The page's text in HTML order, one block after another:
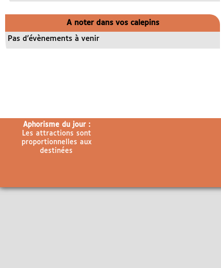
A noter dans vos calepins
Pas d’évènements à venir
Aphorisme du jour :
Les attractions sont
proportionnelles aux
destinées